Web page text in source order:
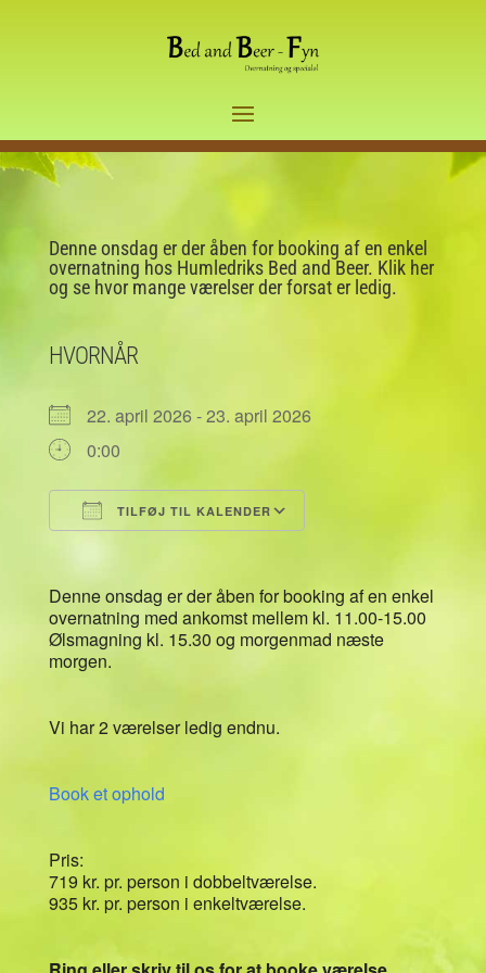
Denne onsdag er der åben for booking af en enkel
overnatning hos Humledriks Bed and Beer. Klik her
og se hvor mange værelser der forsat er ledig.
HVORNÅR
22. april 2026 - 23. april 2026
0:00
TILFØJ TIL KALENDER
Denne onsdag er der åben for booking af en enkel
overnatning med ankomst mellem kl. 11.00-15.00
Ølsmagning kl. 15.30 og morgenmad næste
morgen.
Vi har 2 værelser ledig endnu.
Book et ophold
Pris:
719 kr. pr. person i dobbeltværelse.
935 kr. pr. person i enkeltværelse.